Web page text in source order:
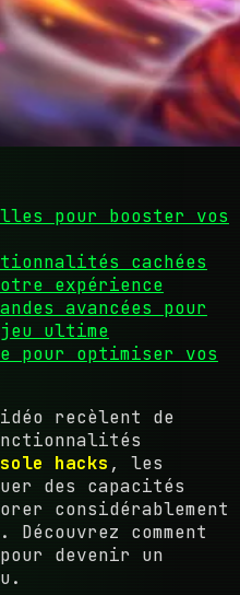
pour booster vos
cachées
expérience
avancées pour
jeu ultime
pour optimiser vos
recèlent de
hacks , les
des capacités
considérablement
comment
devenir un